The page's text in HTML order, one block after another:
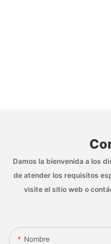
Damos la bienvenida a los
de atender los requisitos
visite el sitio web o
Nombre